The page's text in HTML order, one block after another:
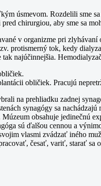
úsmevom. Rozdelili sme
chirurgiou, aby sme sa
v organizme pri
protismerný tok, kedy
najúčinnejšia.
obličiek. Pracujú
na prehliadku zadnej
synagógy sa
obsahuje
sú ďalšou cennou a
vlasmi zvádzať iného
česať, variť, starať